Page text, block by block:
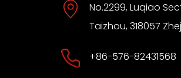
No.2299, Luqiao
Taizhou, 318057
+86-576-82431568